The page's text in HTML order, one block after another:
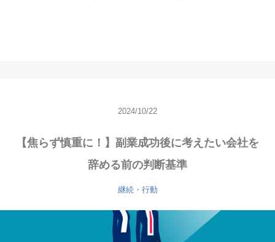
2024/10/22
【焦らず慎重に！】副業成功後に考えたい会社を
辞める前の判断基準
継続・行動